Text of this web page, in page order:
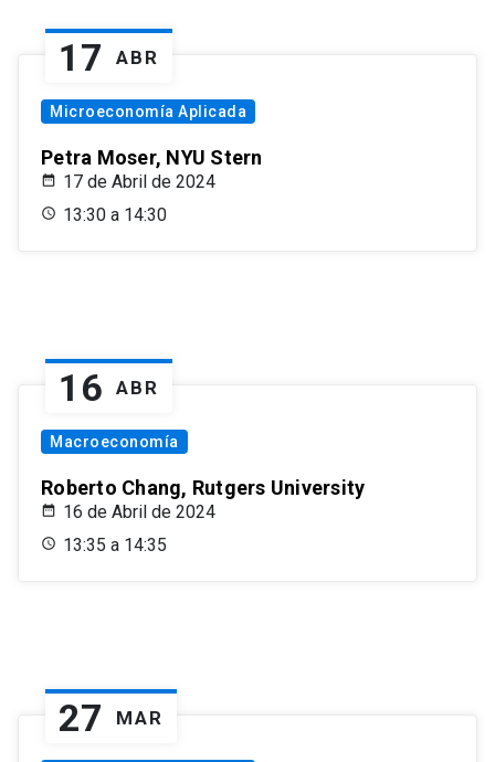
17 ABR
Microeconomía Aplicada
Petra Moser, NYU Stern
17 de Abril de 2024
13:30 a 14:30
16 ABR
Macroeconomía
Roberto Chang, Rutgers University
16 de Abril de 2024
13:35 a 14:35
27 MAR